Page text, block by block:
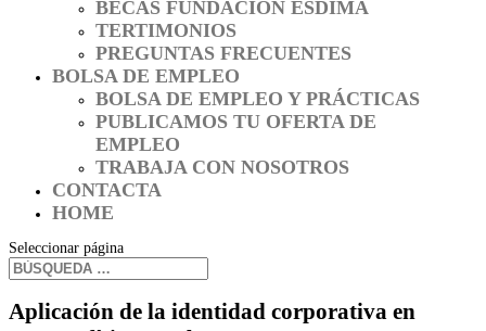
BECAS FUNDACIÓN ESDIMA
TERTIMONIOS
PREGUNTAS FRECUENTES
BOLSA DE EMPLEO
BOLSA DE EMPLEO Y PRÁCTICAS
PUBLICAMOS TU OFERTA DE
EMPLEO
TRABAJA CON NOSOTROS
CONTACTA
HOME
Seleccionar página
Aplicación de la identidad corporativa en